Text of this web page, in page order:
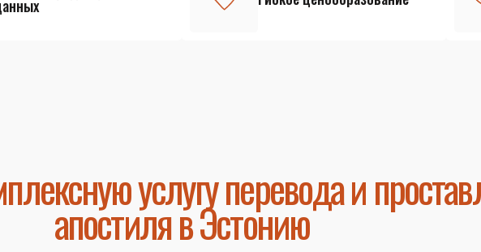
услугу перевода и
апостиля в Эстонию